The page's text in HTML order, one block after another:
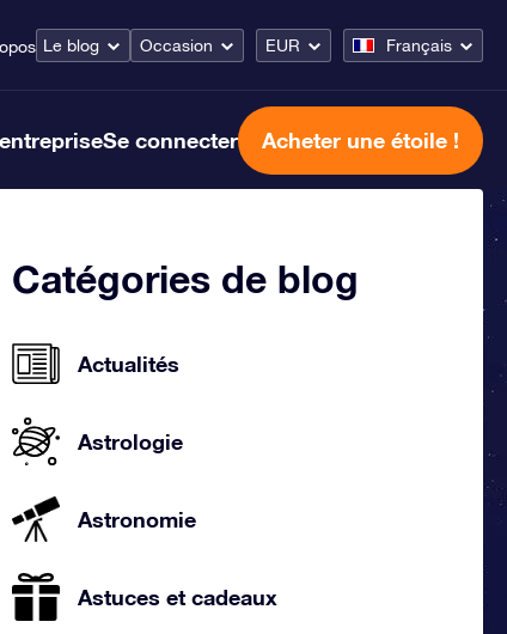
Le blog Occasion EUR Français
Se connecter Acheter une étoile !
Catégories de blog
Actualités
Astrologie
Astronomie
Astuces et cadeaux